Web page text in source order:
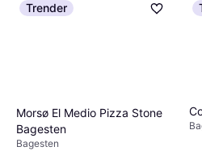
Trender
Morsø El Medio Pizza Stone
Bagesten
Bagesten